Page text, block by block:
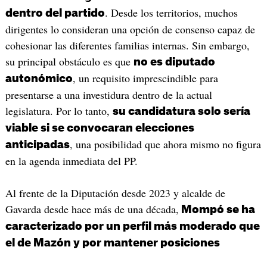
dentro del partido. Desde los territorios, muchos
dirigentes lo consideran una opción de consenso capaz de
cohesionar las diferentes familias internas. Sin embargo,
su principal obstáculo es que no es diputado
autonómico, un requisito imprescindible para
presentarse a una investidura dentro de la actual
legislatura. Por lo tanto, su candidatura solo sería
viable si se convocaran elecciones
anticipadas, una posibilidad que ahora mismo no figura
en la agenda inmediata del PP.
Al frente de la Diputación desde 2023 y alcalde de
Gavarda desde hace más de una década, Mompó se ha
caracterizado por un perfil más moderado que
el de Mazón y por mantener posiciones